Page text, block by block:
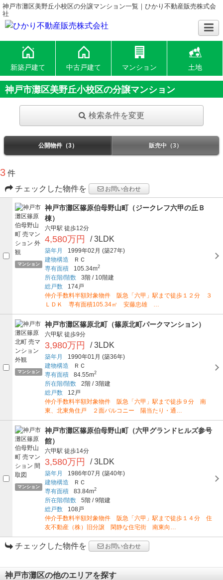
神戸市灘区美野丘小校区の分譲マンション一覧｜ひかり不動産販売株式会
社
新築戸建て 中古戸建て マンション 土地
神戸市灘区美野丘小校区の分譲マンション
検索条件を変更
公開物件（3） 販売中（3）
3 件
チェックした物件を
お問い合わせ
マンション
神戸市灘区篠原伯母野山町（ジークレフ六甲の丘Ｂ
棟）
六甲駅 徒歩12分
4,580万円 / 3LDK
築年月 1999年02月 (築27年)
建物構造
ＲＣ
専有面積
105.34m2
所在階/階数 3階 /10階建
総戸数
174戸
仲介手数料半額対象物件 阪急「六甲」駅まで徒歩１２分 ３
ＬＤＫ 専有面積105.34㎡ 安藤忠雄 …
マンション
神戸市灘区篠原北町（篠原北町パークマンション）
六甲駅 徒歩9分
3,980万円 / 3LDK
築年月 1990年01月 (築36年)
建物構造
ＲＣ
専有面積
84.55m2
所在階/階数 2階 /3階建
総戸数
12戸
仲介手数料半額対象物件 阪急「六甲」駅まで徒歩９分 南
東、北東角住戸 ２面バルコニー 陽当たり・通…
マンション
神戸市灘区篠原伯母野山町（六甲グランドヒルズ参号
館）
六甲駅 徒歩14分
3,580万円 / 3LDK
築年月 1986年07月 (築40年)
建物構造
ＲＣ
専有面積
83.84m2
所在階/階数 5階 /9階建
総戸数
108戸
仲介手数料半額対象物件 阪急「六甲」駅まで徒歩１４分 住
友不動産（株）旧分譲 閑静な住宅街 南東向…
チェックした物件を お問い合わせ
神戸市灘区の他のエリアを探す